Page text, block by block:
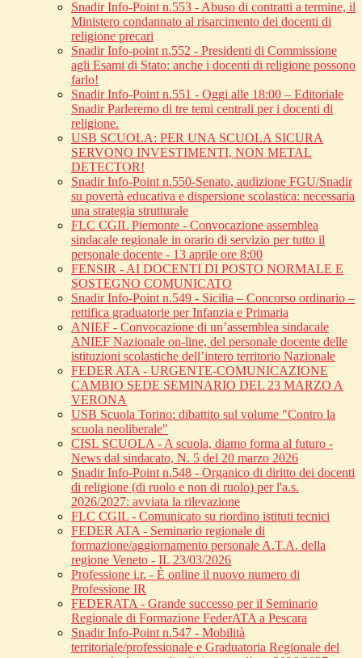
Snadir Info-Point n.553 - Abuso di contratti a termine, il
Ministero condannato al risarcimento dei docenti di
religione precari
Snadir Info-point n.552 - Presidenti di Commissione
agli Esami di Stato: anche i docenti di religione possono
farlo!
Snadir Info-Point n.551 - Oggi alle 18:00 – Editoriale
Snadir Parleremo di tre temi centrali per i docenti di
religione.
USB SCUOLA: PER UNA SCUOLA SICURA
SERVONO INVESTIMENTI, NON METAL
DETECTOR!
Snadir Info-Point n.550-Senato, audizione FGU/Snadir
su povertà educativa e dispersione scolastica: necessaria
una strategia strutturale
FLC CGIL Piemonte - Convocazione assemblea
sindacale regionale in orario di servizio per tutto il
personale docente - 13 aprile ore 8:00
FENSIR - AI DOCENTI DI POSTO NORMALE E
SOSTEGNO COMUNICATO
Snadir Info-Point n.549 - Sicilia – Concorso ordinario –
rettifica graduatorie per Infanzia e Primaria
ANIEF - Convocazione di un’assemblea sindacale
ANIEF Nazionale on-line, del personale docente delle
istituzioni scolastiche dell’intero territorio Nazionale
FEDER ATA - URGENTE-COMUNICAZIONE
CAMBIO SEDE SEMINARIO DEL 23 MARZO A
VERONA
USB Scuola Torino: dibattito sul volume "Contro la
scuola neoliberale"
CISL SCUOLA - A scuola, diamo forma al futuro -
News dal sindacato, N. 5 del 20 marzo 2026
Snadir Info-Point n.548 - Organico di diritto dei docenti
di religione (di ruolo e non di ruolo) per l'a.s.
2026/2027: avviata la rilevazione
FLC CGIL - Comunicato su riordino istituti tecnici
FEDER ATA - Seminario regionale di
formazione/aggiornamento personale A.T.A. della
regione Veneto - IL 23/03/2026
Professione i.r. - È online il nuovo numero di
Professione IR
FEDERATA - Grande successo per il Seminario
Regionale di Formazione FederATA a Pescara
Snadir Info-Point n.547 - Mobilità
territoriale/professionale e Graduatoria Regionale del